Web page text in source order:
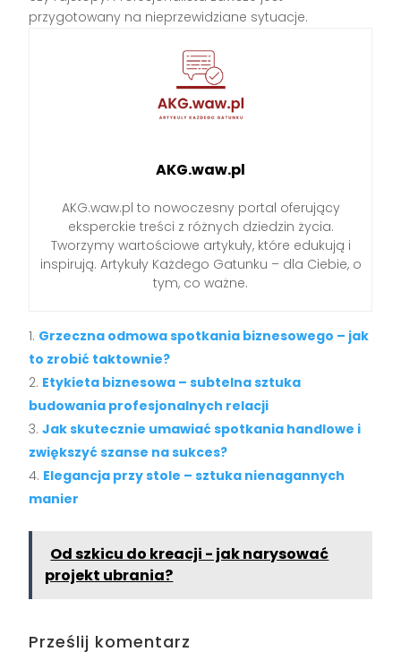
przygotowany na nieprzewidziane sytuacje.
AKG.waw.pl
AKG.waw.pl to nowoczesny portal oferujący
eksperckie treści z różnych dziedzin życia.
Tworzymy wartościowe artykuły, które edukują i
inspirują. Artykuły Każdego Gatunku – dla Ciebie, o
tym, co ważne.
Grzeczna odmowa spotkania biznesowego – jak
to zrobić taktownie?
Etykieta biznesowa – subtelna sztuka
budowania profesjonalnych relacji
Jak skutecznie umawiać spotkania handlowe i
zwiększyć szanse na sukces?
Elegancja przy stole – sztuka nienagannych
manier
Od szkicu do kreacji - jak narysować
projekt ubrania?
Prześlij komentarz